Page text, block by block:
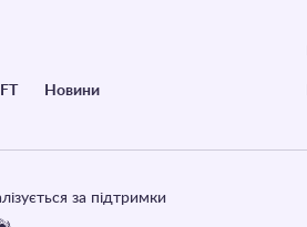
Новини
за підтримки